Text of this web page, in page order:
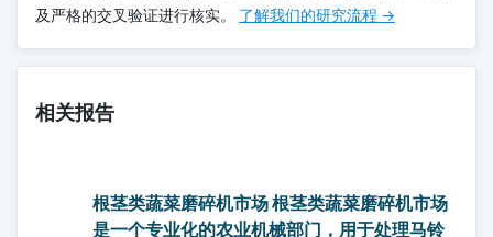
及严格的交叉验证进行核实。 了解我们的研究流程 →
相关报告
根茎类蔬菜磨碎机市场 根茎类蔬菜磨碎机市场
是一个专业化的农业机械部门，用于处理马铃